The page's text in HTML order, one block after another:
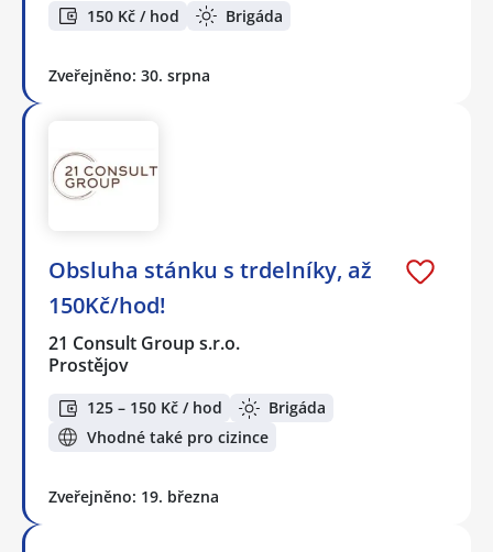
150 Kč / hod Brigáda
Zveřejněno: 30. srpna
Obsluha stánku s trdelníky, až
150Kč/hod!
21 Consult Group s.r.o.
Prostějov
125 – 150 Kč / hod
Brigáda
Vhodné také pro cizince
Zveřejněno: 19. března